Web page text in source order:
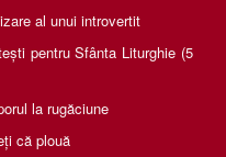
al unui introvertit
pentru Sfânta Liturghie (5
la rugăciune
că plouă